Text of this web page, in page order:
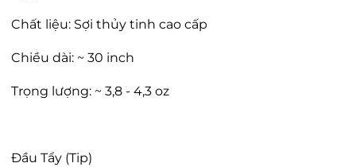
Chất liệu: Sợi thủy tinh cao cấp
Chiều dài: ~ 30 inch
Trọng lượng: ~ 3,8 - 4,3 oz
Đầu Tẩy (Tip)